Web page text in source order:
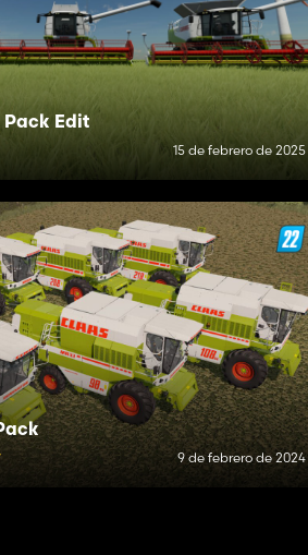
Pack Edit
15 de febrero de 2025
9 de febrero de 2024